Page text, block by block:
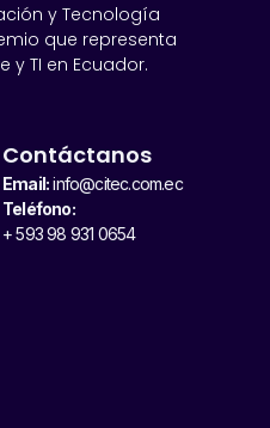
y Tecnología
que representa
y TI en Ecuador.
Contáctanos
Email:info@citec.com.ec
Teléfono:
+ 593 98 931 0654